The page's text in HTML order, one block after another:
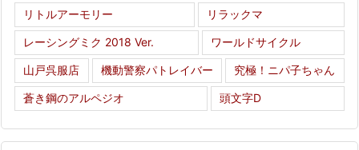
リトルアーモリー リラックマ
レーシングミク 2018 Ver. ワールドサイクル
山戸呉服店 機動警察パトレイバー 究極！ニパ子ちゃん
蒼き鋼のアルペジオ 頭文字D